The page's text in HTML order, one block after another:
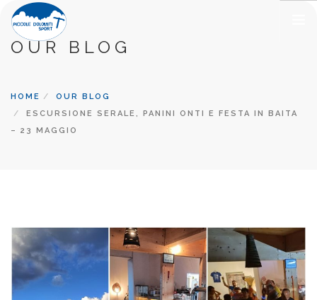
ESCURSIONI GUIDATE
RIFUGI
OUR BLOG
HOME
OUR BLOG
ESCURSIONE SERALE, PANINI ONTI E FESTA IN BAITA
– 23 MAGGIO